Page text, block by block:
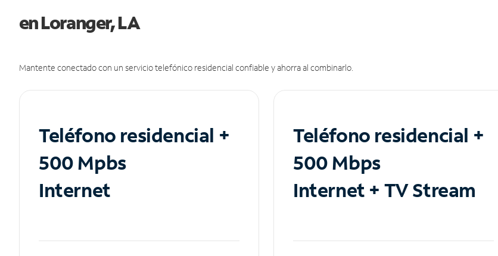
en Loranger, LA
Mantente conectado con un servicio telefónico residencial confiable y ahorra al combinarlo.
Teléfono residencial +
500 Mpbs
Internet
Teléfono residencial +
500 Mbps
Internet + TV Stream